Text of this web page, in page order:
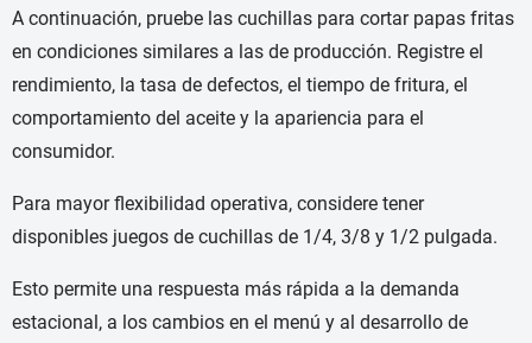
A continuación, pruebe las cuchillas para cortar papas fritas
en condiciones similares a las de producción. Registre el
rendimiento, la tasa de defectos, el tiempo de fritura, el
comportamiento del aceite y la apariencia para el
consumidor.
Para mayor flexibilidad operativa, considere tener
disponibles juegos de cuchillas de 1/4, 3/8 y 1/2 pulgada.
Esto permite una respuesta más rápida a la demanda
estacional, a los cambios en el menú y al desarrollo de